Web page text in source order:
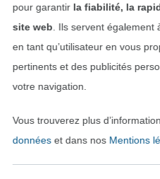
Trouvez
pour garantir la fiabilité, la
site web . Ils servent
en tant qu’utilisateur en vous
pertinents et des publicités
votre navigation.
Vous trouverez plus
donnéeset dans nos Mentions